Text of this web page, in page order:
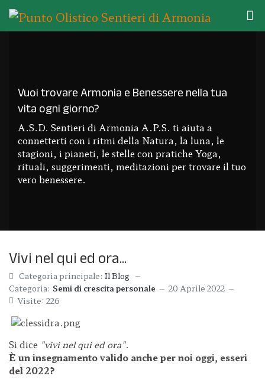
Vuoi trovare Armonia e Benessere nella tua
vita ogni giorno?
A.S.D. Sentieri di Armonia A.P.S. ti aiuta a
connetterti con i ritmi della Natura, la luna, le
stagioni, i pianeti, le stelle con pratiche Yoga,
rituali, suggerimenti, meditazioni per trovare il tuo
vero benessere.
Vivi nel qui ed ora...
Categoria principale: Il Blog
Categoria: Semi di crescita personale
20 Aprile 2022
Visite: 226
Si dice "vivi nel qui ed ora".
È un insegnamento valido anche per noi oggi, esseri
del 2022?